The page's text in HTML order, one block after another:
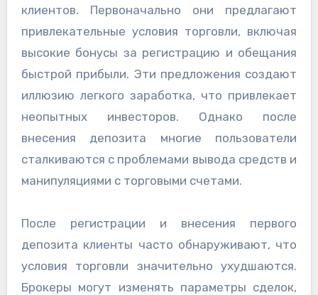
клиентов. Первоначально они предлагают
привлекательные условия торговли, включая
высокие бонусы за регистрацию и обещания
быстрой прибыли. Эти предложения создают
иллюзию легкого заработка, что привлекает
неопытных инвесторов. Однако после
внесения депозита многие пользователи
сталкиваются с проблемами вывода средств и
манипуляциями с торговыми счетами.
После регистрации и внесения первого
депозита клиенты часто обнаруживают, что
условия торговли значительно ухудшаются.
Брокеры могут изменять параметры сделок,